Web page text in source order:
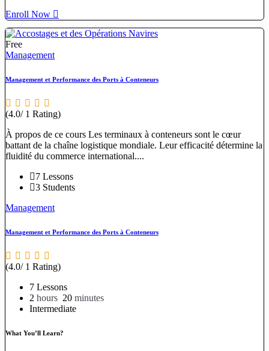
Enroll Now
Free
Management
Management et Performance des Ports à Conteneurs
(4.0/ 1 Rating)
À propos de ce cours Les terminaux à conteneurs sont le cœur
battant de la chaîne logistique mondiale. Leur efficacité détermine la
fluidité du commerce international....
7 Lessons
3 Students
Management
Management et Performance des Ports à Conteneurs
(4.0/ 1 Rating)
7 Lessons
2 hours 20 minutes
Intermediate
What You’ll Learn?